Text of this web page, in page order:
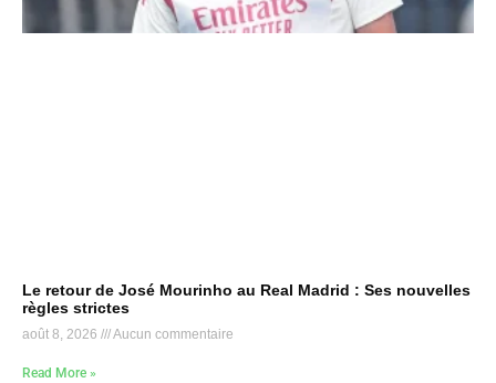
Le retour de José Mourinho au Real Madrid : Ses nouvelles
règles strictes
août 8, 2026 Aucun commentaire
Read More »